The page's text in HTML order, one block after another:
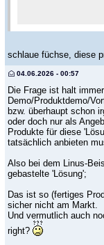
schlaue füchse, diese
04.06.2026 - 00:57
Die Frage ist halt
Demo/Produktdemo/
bzw. überhaupt schon
oder doch nur als
Produkte für diese
tatsächlich anbieten
Also bei dem Linus-
gebastelte 'Lösung';
Das ist so (fertiges
sicher nicht am Markt.
Und vermutlich auch
right?